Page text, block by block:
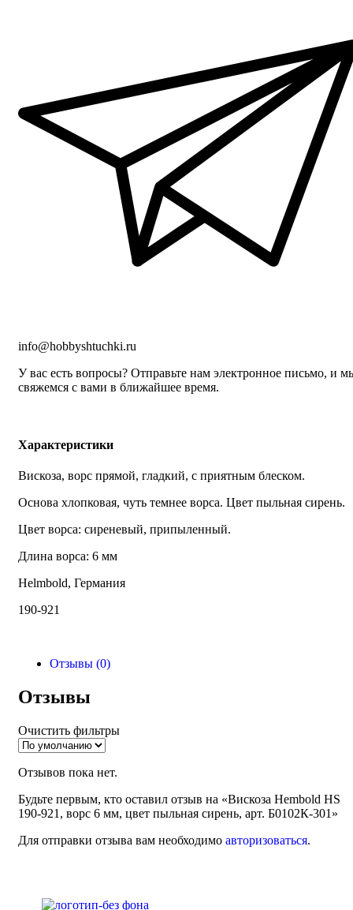
info@hobbyshtuchki.ru
У вас есть вопросы? Отправьте нам электронное письмо, и
свяжемся с вами в ближайшее время.
Характеристики
Вискоза, ворс прямой, гладкий, с приятным блеском.
Основа хлопковая, чуть темнее ворса. Цвет пыльная сирень.
Цвет ворса: сиреневый, припыленный.
Длина ворса: 6 мм
Helmbold, Германия
190-921
Отзывы (0)
Отзывы
Очистить фильтры
Отзывов пока нет.
Будьте первым, кто оставил отзыв на «Вискоза Hembold HS
190-921, ворс 6 мм, цвет пыльная сирень, арт. Б0102К-301»
Для отправки отзыва вам необходимо авторизоваться.